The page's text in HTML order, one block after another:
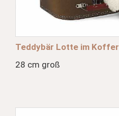
Teddybär Lotte im Koffer
28 cm groß